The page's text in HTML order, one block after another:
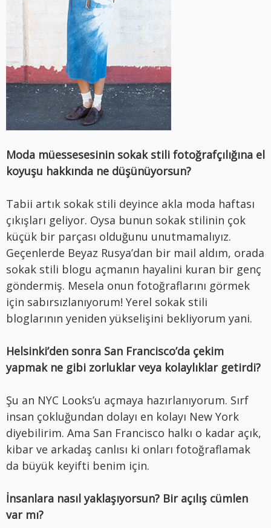
Moda müessesesinin sokak stili fotoğrafçılığına el
koyuşu hakkında ne düşünüyorsun?
Tabii artık sokak stili deyince akla moda haftası
çıkışları geliyor. Oysa bunun sokak stilinin çok
küçük bir parçası olduğunu unutmamalıyız.
Geçenlerde Beyaz Rusya’dan bir mail aldım, orada
sokak stili blogu açmanın hayalini kuran bir genç
göndermiş. Mesela onun fotoğraflarını görmek
için sabırsızlanıyorum! Yerel sokak stili
bloglarının yeniden yükselişini bekliyorum yani.
Helsinki’den sonra San Francisco’da çekim
yapmak ne gibi zorluklar veya kolaylıklar getirdi?
Şu an NYC Looks’u açmaya hazırlanıyorum. Sırf
insan çokluğundan dolayı en kolayı New York
diyebilirim. Ama San Francisco halkı o kadar açık,
kibar ve arkadaş canlısı ki onları fotoğraflamak
da büyük keyifti benim için.
İnsanlara nasıl yaklaşıyorsun? Bir açılış cümlen
var mı?